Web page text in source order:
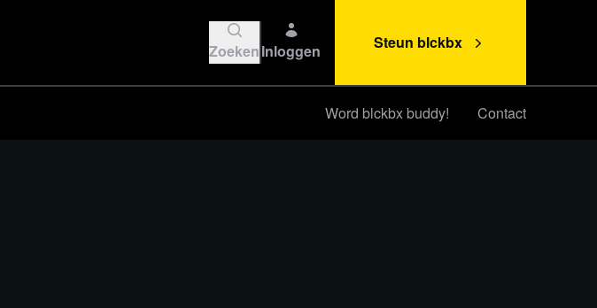
ZoekenInloggen Steun blckbx
Word blckbx buddy! Contact